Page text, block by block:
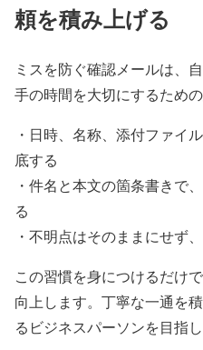
頼を積み上げる
ミスを防ぐ確認メールは、
手の時間を大切にするため
・日時、名称、添付ファイ
底する
・件名と本文の箇条書きで
る
・不明点はそのままにせず
この習慣を身につけるだけ
向上します。丁寧な一通を
るビジネスパーソンを目指し